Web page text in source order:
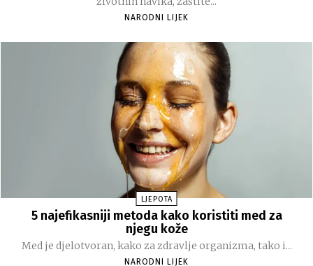
NARODNI LIJEK
LJEPOTA
5 najefikasniji metoda kako koristiti med za
njegu kože
Med je djelotvoran, kako za zdravlje organizma, tako i...
NARODNI LIJEK